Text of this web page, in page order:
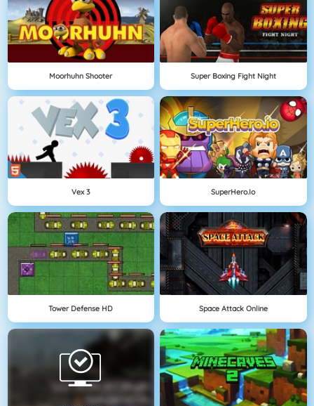
Moorhuhn Shooter Super Boxing Fight Night
Vex 3 SuperHero.io
Tower Defense HD Space Attack Online